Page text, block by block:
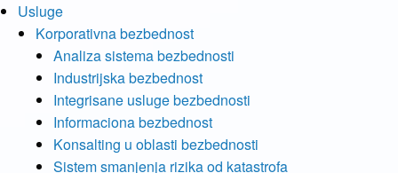
Usluge
Korporativna bezbednost
Analiza sistema bezbednosti
Industrijska bezbednost
Integrisane usluge bezbednosti
Informaciona bezbednost
Konsalting u oblasti bezbednosti
Sistem smanjenja rizika od katastrofa